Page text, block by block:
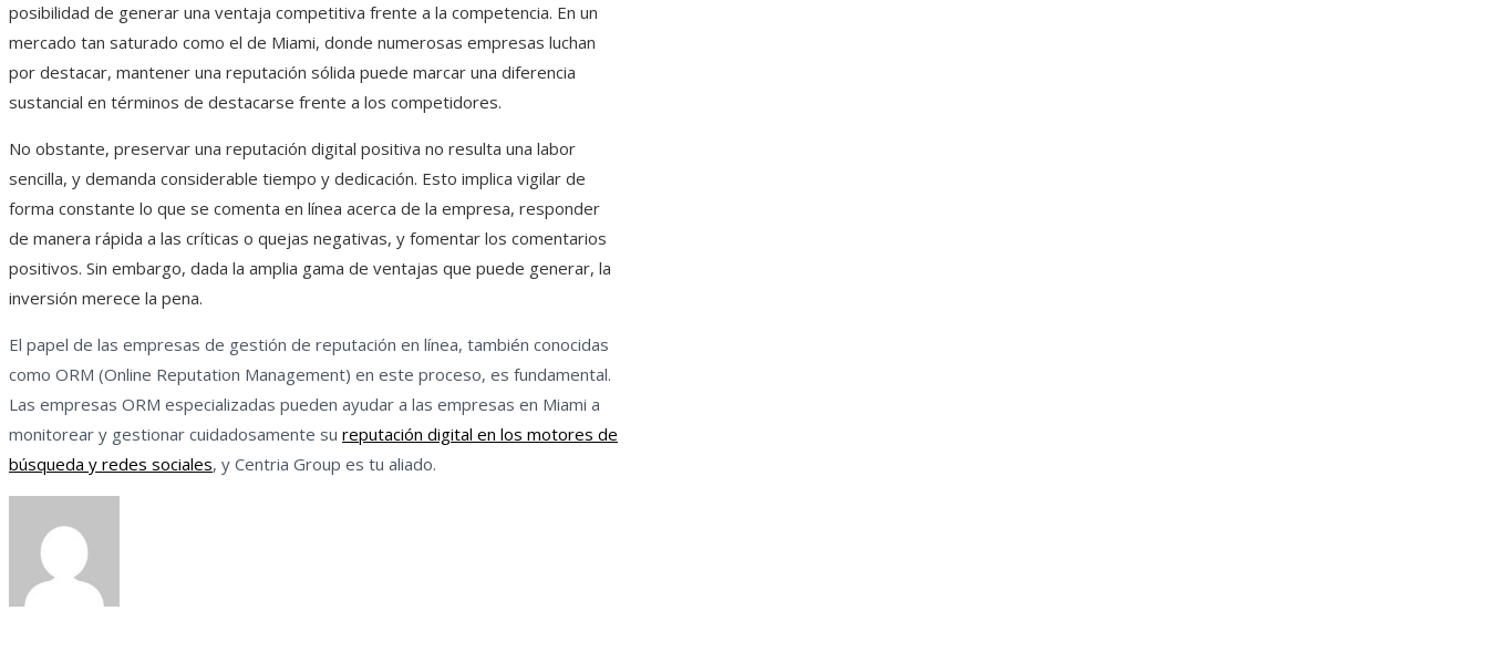
posibilidad de generar una ventaja competitiva frente a la competencia. En un
mercado tan saturado como el de Miami, donde numerosas empresas luchan
por destacar, mantener una reputación sólida puede marcar una diferencia
sustancial en términos de destacarse frente a los competidores.
No obstante, preservar una reputación digital positiva no resulta una labor
sencilla, y demanda considerable tiempo y dedicación. Esto implica vigilar de
forma constante lo que se comenta en línea acerca de la empresa, responder
de manera rápida a las críticas o quejas negativas, y fomentar los comentarios
positivos. Sin embargo, dada la amplia gama de ventajas que puede generar, la
inversión merece la pena.
El papel de las empresas de gestión de reputación en línea, también conocidas
como ORM (Online Reputation Management) en este proceso, es fundamental.
Las empresas ORM especializadas pueden ayudar a las empresas en Miami a
monitorear y gestionar cuidadosamente su reputación digital en los motores de
búsqueda y redes sociales, y Centria Group es tu aliado.